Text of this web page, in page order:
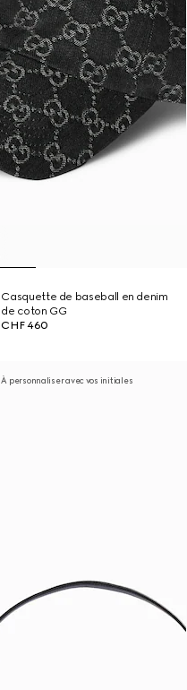
Casquette de baseball en denim
de coton GG
CHF 460
À personnaliser avec vos initiales